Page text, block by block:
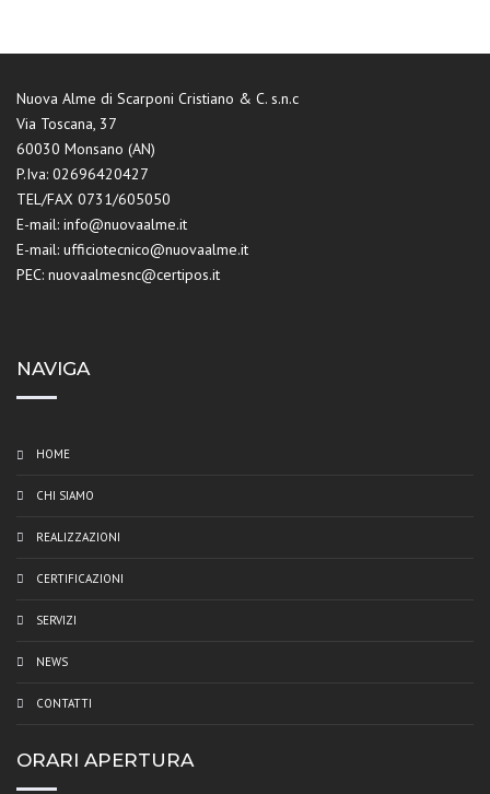
Nuova Alme di Scarponi Cristiano & C. s.n.c
Via Toscana, 37
60030 Monsano (AN)
P.Iva: 02696420427
TEL/FAX 0731/605050
E-mail: info@nuovaalme.it
E-mail: ufficiotecnico@nuovaalme.it
PEC: nuovaalmesnc@certipos.it
NAVIGA
HOME
CHI SIAMO
REALIZZAZIONI
CERTIFICAZIONI
SERVIZI
NEWS
CONTATTI
ORARI APERTURA